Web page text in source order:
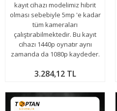
kayıt cihazı modelimiz hibrit
olması sebebiyle 5mp 'e kadar
tüm kameraları
çalıştırabilmektedir. Bu kayıt
cihazı 1440p oynatır aynı
zamanda da 1080p kaydeder.
3.284,12 TL